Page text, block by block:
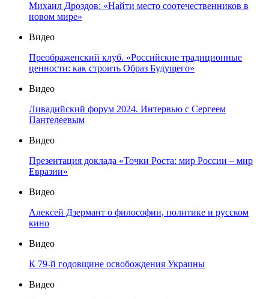
Михаил Дроздов: «Найти место соотечественников в
новом мире»
Видео
Преображенский клуб. «Российские традиционные
ценности: как строить Образ Будущего»
Видео
Ливадийский форум 2024. Интервью с Сергеем
Пантелеевым
Видео
Презентация доклада «Точки Роста: мир России – мир
Евразии»
Видео
Алексей Дзермант о философии, политике и русском
кино
Видео
К 79-й годовщине освобождения Украины
Видео